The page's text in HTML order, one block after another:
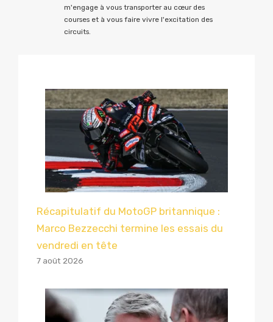
m'engage à vous transporter au cœur des
courses et à vous faire vivre l'excitation des
circuits.
Récapitulatif du MotoGP britannique :
Marco Bezzecchi termine les essais du
vendredi en tête
7 août 2026